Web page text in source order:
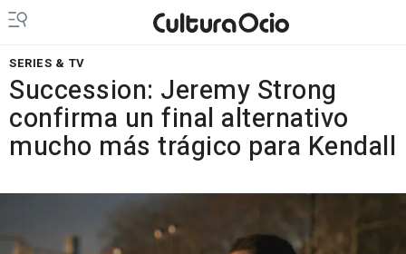
SERIES & TV
Succession: Jeremy Strong
confirma un final alternativo
mucho más trágico para Kendall